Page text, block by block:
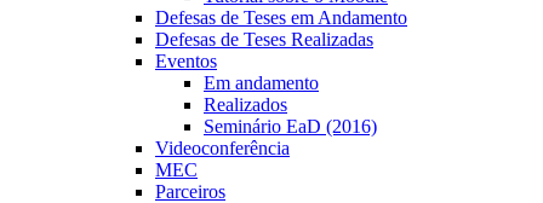
Defesas de Teses em Andamento
Defesas de Teses Realizadas
Eventos
Em andamento
Realizados
Seminário EaD (2016)
Videoconferência
MEC
Parceiros